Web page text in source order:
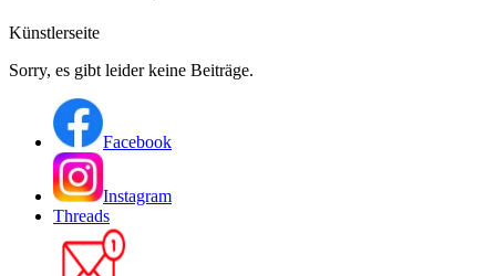
Künstlerseite
Sorry, es gibt leider keine Beiträge.
Facebook
Instagram
Threads